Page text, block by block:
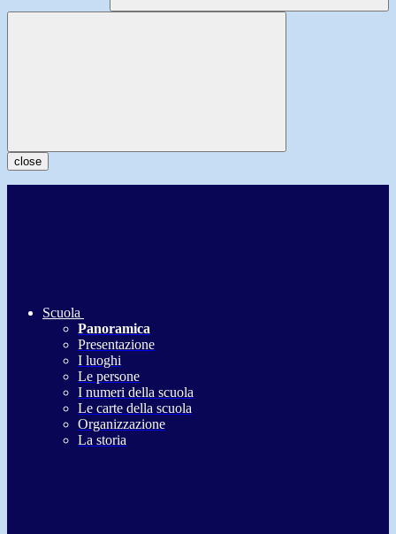
close
Scuola
Panoramica
Presentazione
I luoghi
Le persone
I numeri della scuola
Le carte della scuola
Organizzazione
La storia